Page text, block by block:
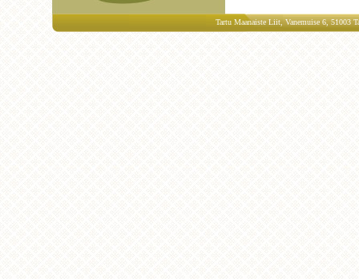
Tartu Maanaiste Liit, Vanemuise 6, 51003